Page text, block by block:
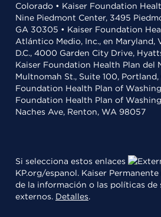
Colorado • Kaiser Foundation
Nine Piedmont Center, 3495
GA 30305 • Kaiser Foundation
Atlántico Medio, Inc., en Maryland,
D.C., 4000 Garden City Drive,
Kaiser Foundation Health Plan del
Multnomah St., Suite 100, Portland,
Foundation Health Plan of
Foundation Health Plan of
Naches Ave, Renton, WA 98057
Si selecciona estos enlaces
KP.org/espanol. Kaiser
de la información o las políticas de
externos. Detalles.